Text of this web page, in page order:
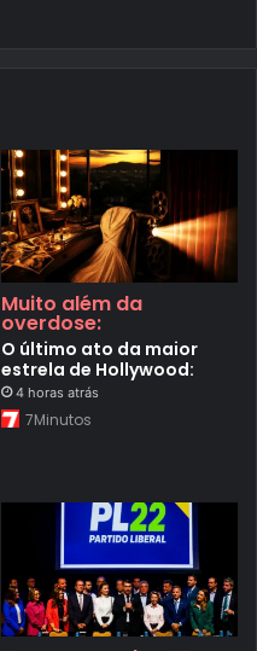
Muito além da
overdose:
O último ato da maior
estrela de Hollywood:
4 horas atrás
7Minutos